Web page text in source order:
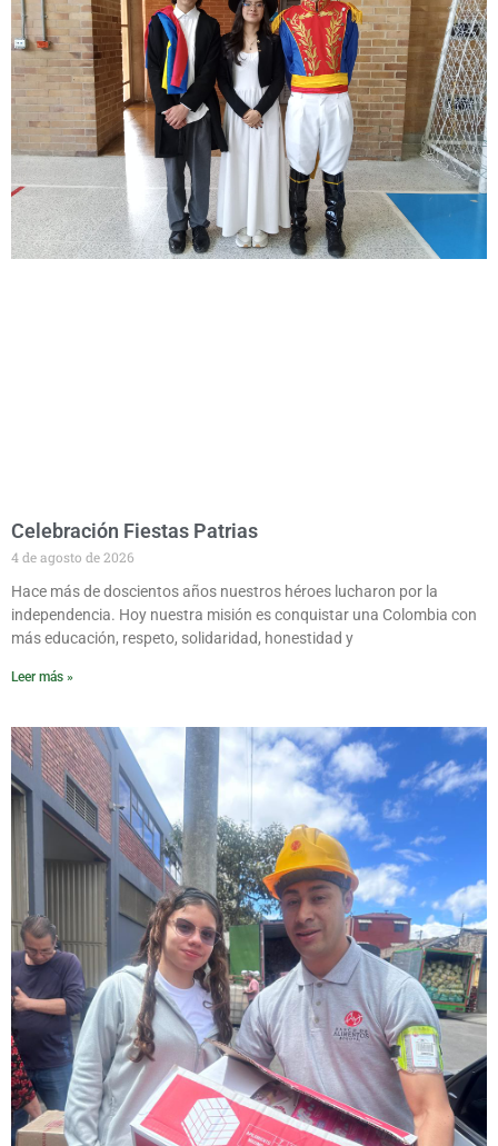
Celebración Fiestas Patrias
4 de agosto de 2026
Hace más de doscientos años nuestros héroes lucharon por la
independencia. Hoy nuestra misión es conquistar una Colombia con
más educación, respeto, solidaridad, honestidad y
Leer más »